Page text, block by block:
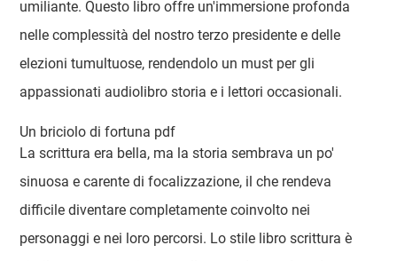
umiliante. Questo libro offre un'immersione profonda
nelle complessità del nostro terzo presidente e delle
elezioni tumultuose, rendendolo un must per gli
appassionati audiolibro storia e i lettori occasionali.
Un briciolo di fortuna pdf
La scrittura era bella, ma la storia sembrava un po'
sinuosa e carente di focalizzazione, il che rendeva
difficile diventare completamente coinvolto nei
personaggi e nei loro percorsi. Lo stile libro scrittura è